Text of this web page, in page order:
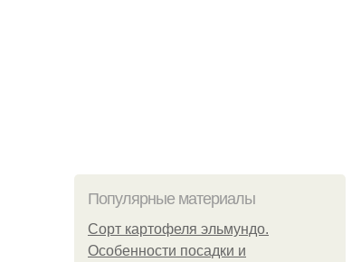
Популярные материалы
Сорт картофеля эльмундо.
Особенности посадки и